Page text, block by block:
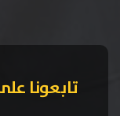
تابعونا